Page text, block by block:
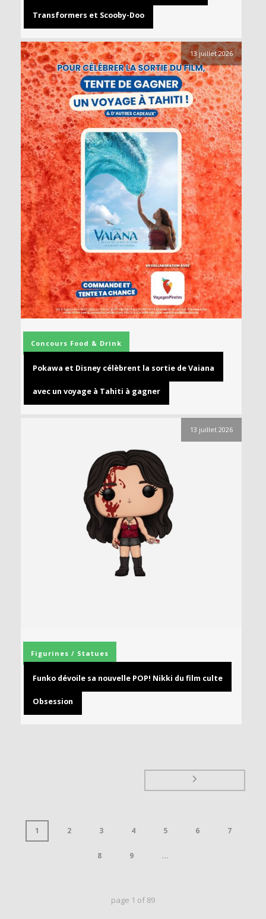
Transformers et Scooby-Doo
13 juillet 2026
Concours Food & Drink
Pokawa et Disney célèbrent la sortie de Vaiana
avec un voyage à Tahiti à gagner
13 juillet 2026
Figurines / Statues
Funko dévoile sa nouvelle POP! Nikki du film culte
Obsession
1 2 3 4 5 6 7
8 9 ...
page 1 of 89